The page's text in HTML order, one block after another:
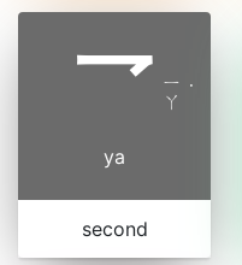
乛 ㄧ
ㄚ ˙
ya
second